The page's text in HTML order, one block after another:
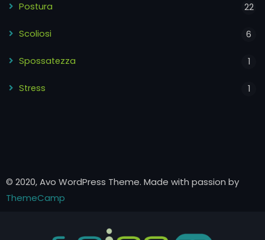
Postura 22
Scoliosi 6
Spossatezza 1
Stress 1
© 2020, Avo WordPress Theme. Made with passion by
ThemeCamp